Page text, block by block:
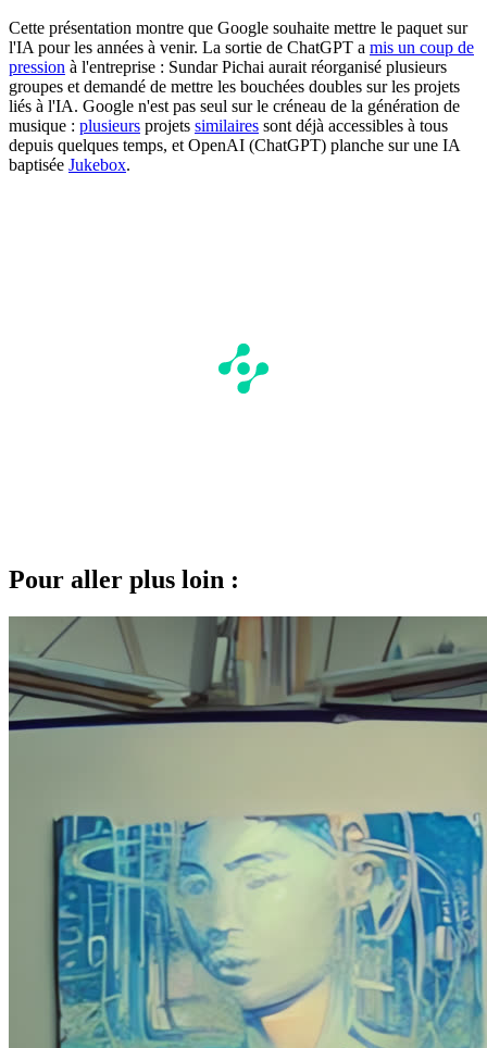
Cette présentation montre que Google souhaite mettre le paquet sur
l'IA pour les années à venir. La sortie de ChatGPT a mis un coup de
pression à l'entreprise : Sundar Pichai aurait réorganisé plusieurs
groupes et demandé de mettre les bouchées doubles sur les projets
liés à l'IA. Google n'est pas seul sur le créneau de la génération de
musique : plusieurs projets similaires sont déjà accessibles à tous
depuis quelques temps, et OpenAI (ChatGPT) planche sur une IA
baptisée Jukebox.
Pour aller plus loin :